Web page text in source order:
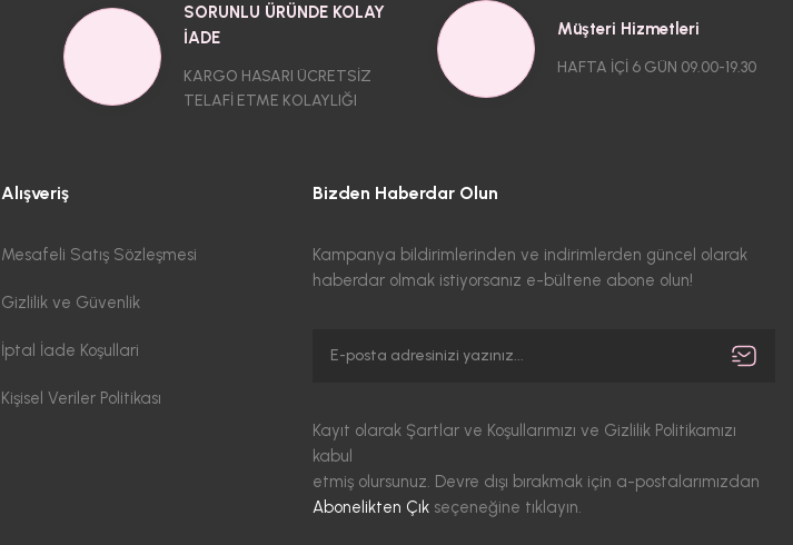
SORUNLU ÜRÜNDE KOLAY
İADE
KARGO HASARI ÜCRETSİZ
TELAFİ ETME KOLAYLIĞI
Müşteri Hizmetleri
HAFTA İÇİ 6 GÜN 09.00-19.30
Alışveriş
Mesafeli Satış Sözleşmesi
Gizlilik ve Güvenlik
İptal İade Koşullari
Kişisel Veriler Politikası
Bizden Haberdar Olun
Kampanya bildirimlerinden ve indirimlerden güncel olarak
haberdar olmak istiyorsanız e-bültene abone olun!
Kayıt olarak Şartlar ve Koşullarımızı ve Gizlilik Politikamızı
kabul
etmiş olursunuz. Devre dışı bırakmak için a-postalarımızdan
Abonelikten Çık seçeneğine tıklayın.